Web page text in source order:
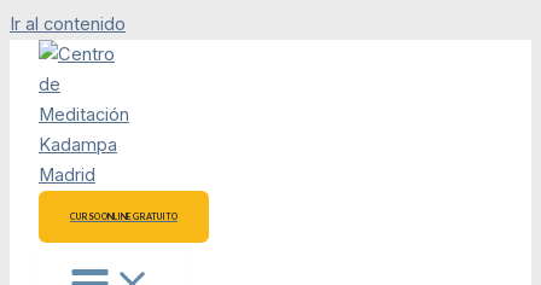
Ir al contenido
CURSO ONLINE GRATUITO